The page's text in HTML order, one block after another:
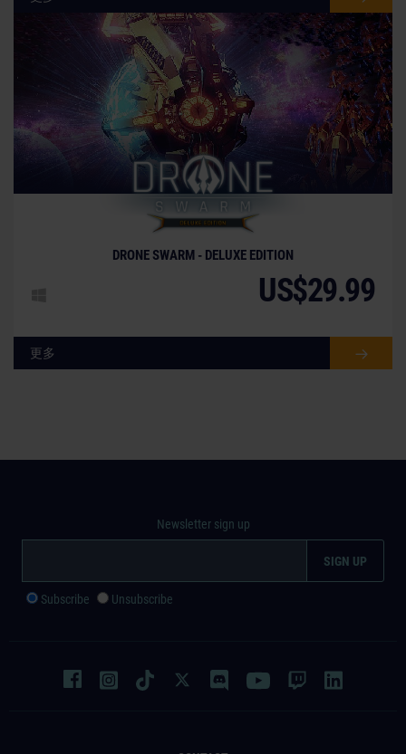
DRONE SWARM - DELUXE EDITION
US$29.99
更多
Newsletter sign up
Subscribe Unsubscribe